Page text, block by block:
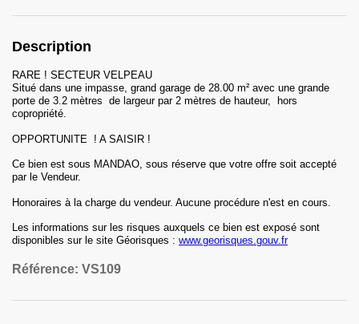
Description
RARE ! SECTEUR VELPEAU
Situé dans une impasse, grand garage de 28.00 m² avec une grande
porte de 3.2 mètres de largeur par 2 mètres de hauteur, hors
copropriété.
OPPORTUNITE ! A SAISIR !
Ce bien est sous MANDAO, sous réserve que votre offre soit accepté
par le Vendeur.
Honoraires à la charge du vendeur. Aucune procédure n'est en cours.
Les informations sur les risques auxquels ce bien est exposé sont
disponibles sur le site Géorisques : www.georisques.gouv.fr
Référence: VS109